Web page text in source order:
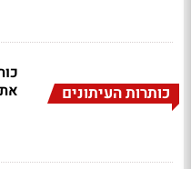
כותרות העיתונים